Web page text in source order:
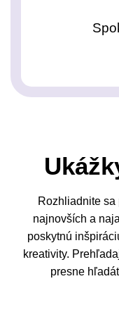
Rozhliadnite
najnovších a
poskytnú
kreativity.
presne